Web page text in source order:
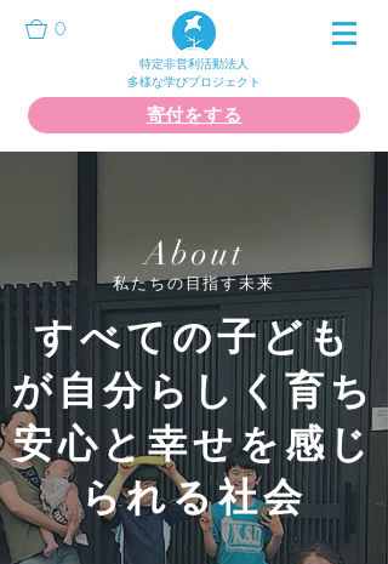
0
特定非営利活動法人
多様な学びプロジェクト
寄付をする
About
私たちの目指す未来
すべての子ども
が自分らしく育ち
​安心と幸せを感じ
られる社会